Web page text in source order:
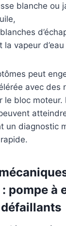
blanche ou
la vapeur
peut
avec des
le bloc moteur.
atteindre
un diagnostic
pompe à